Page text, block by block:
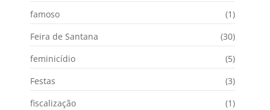
famoso
(1)
Feira de Santana
(30)
feminicídio
(5)
Festas
(3)
fiscalização
(1)